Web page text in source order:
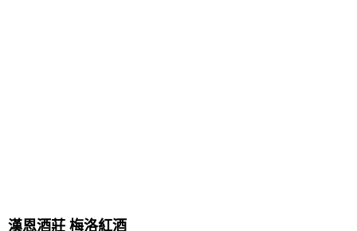
漢恩酒莊 梅洛紅酒